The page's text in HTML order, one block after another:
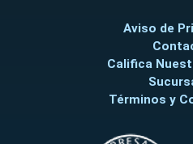
Aviso de
Califica
Términos y